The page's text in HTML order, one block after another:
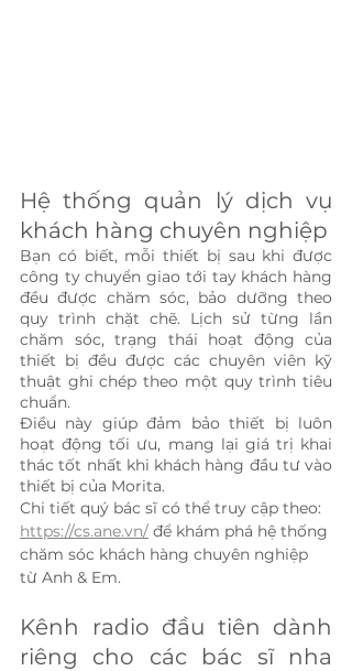
Hệ thống quản lý dịch vụ
khách hàng chuyên nghiệp
Bạn có biết, mỗi thiết bị sau khi được
công ty chuyển giao tới tay khách hàng
đều được chăm sóc, bảo dưỡng theo
quy trình chặt chẽ. Lịch sử từng lần
chăm sóc, trạng thái hoạt động của
thiết bị đều được các chuyên viên kỹ
thuật ghi chép theo một quy trình tiêu
chuẩn.
Điều này giúp đảm bảo thiết bị luôn
hoạt động tối ưu, mang lại giá trị khai
thác tốt nhất khi khách hàng đầu tư vào
thiết bị của Morita.
Chi tiết quý bác sĩ có thể truy cập theo:
https://cs.ane.vn/ để khám phá hệ thống
chăm sóc khách hàng chuyên nghiệp
từ Anh & Em.
Kênh radio đầu tiên dành
riêng cho các bác sĩ nha